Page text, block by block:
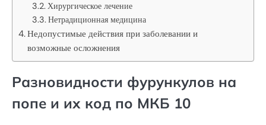
Хирургическое лечение
Нетрадиционная медицина
Недопустимые действия при заболевании и
возможные осложнения
Разновидности фурункулов на
попе и их код по МКБ 10